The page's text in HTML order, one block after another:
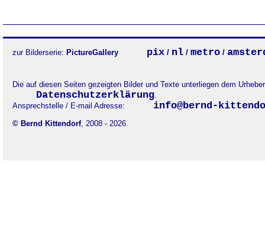
zur Bilderserie: PictureGallery pix / nl / metro /
Die auf diesen Seiten gezeigten Bilder und Texte unterliegen dem
Datenschutzerklärung.
Ansprechstelle / E-mail Adresse:
info@bernd-
© Bernd Kittendorf, 2008 - 2026